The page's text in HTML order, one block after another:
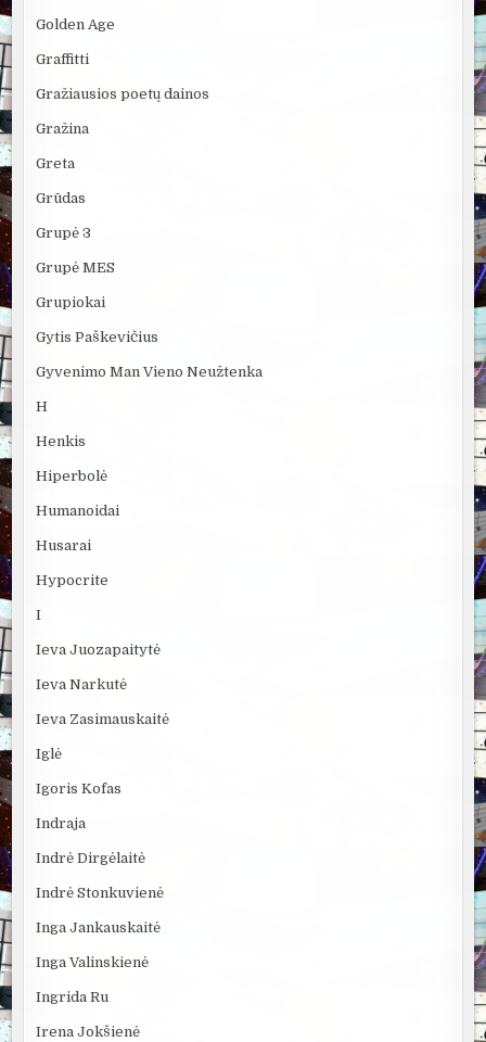
Golden Age
Graffitti
Gražiausios poetų dainos
Gražina
Greta
Grūdas
Grupė 3
Grupė MES
Grupiokai
Gytis Paškevičius
Gyvenimo Man Vieno Neužtenka
H
Henkis
Hiperbolė
Humanoidai
Husarai
Hypocrite
I
Ieva Juozapaitytė
Ieva Narkutė
Ieva Zasimauskaitė
Iglė
Igoris Kofas
Indraja
Indrė Dirgėlaitė
Indrė Stonkuvienė
Inga Jankauskaitė
Inga Valinskienė
Ingrida Ru
Irena Jokšienė